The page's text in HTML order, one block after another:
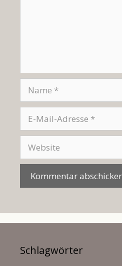
Mail-
Adresse
Schlagwörter